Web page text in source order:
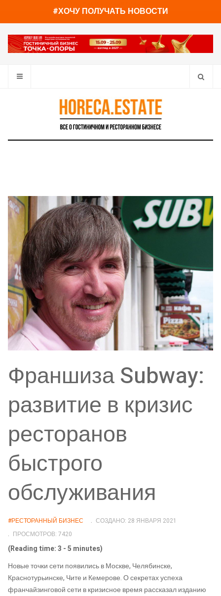
#ХОЧУ ПОЛУЧАТЬ НОВОСТИ
Франшиза Subway:
развитие в кризис
ресторанов
быстрого
обслуживания
#РЕСТОРАННЫЙ БИЗНЕС
СОЗДАНО: 28 ЯНВАРЯ 2021
ПРОСМОТРОВ: 7420
(Reading time: 3 - 5 minutes)
Новые точки сети появились в Москве, Челябинске,
Краснотурьинске, Чите и Кемерове. О секретах успеха
франчайзинговой сети в кризисное время рассказал изданию